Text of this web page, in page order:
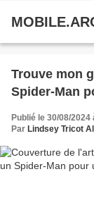
Trouve mon
Spider-Man
Publié le 30/08/2024
Par Lindsey Tricot